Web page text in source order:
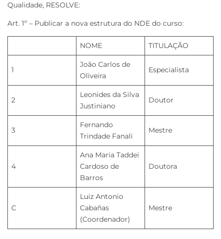
Qualidade, RESOLVE:
Art. 1º – Publicar a nova estrutura do NDE do curso:
NOME TITULAÇÃO
1
João Carlos de
Oliveira
Especialista
2
Leonides da Silva
Justiniano
Doutor
3
Fernando
Trindade Fanali
Mestre
4
Ana Maria Taddei
Cardoso de
Barros
Doutora
C
Luiz Antonio
Cabañas
(Coordenador)
Mestre